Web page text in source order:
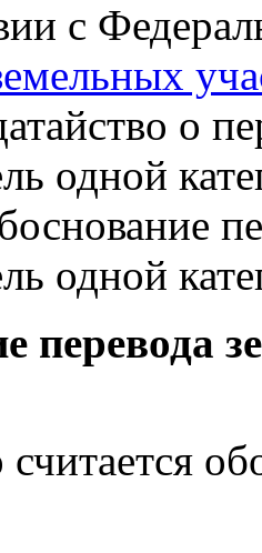
с
о
одной
одной
перевода
считается